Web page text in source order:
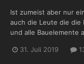
Ist zumeist aber nur
auch die Leute die die
und alle Bauelemente
31. Juli 2019